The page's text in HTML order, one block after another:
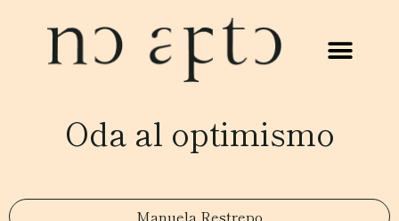
Oda al optimismo
Manuela Restrepo